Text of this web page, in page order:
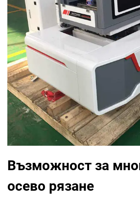
Възможност за
осево рязане